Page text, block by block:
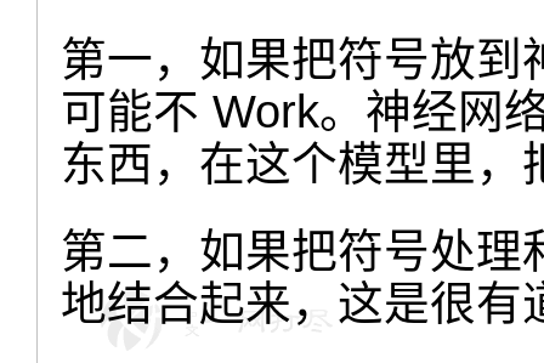
第一，如果把符号放
可能不 Work。神经网
东西，在这个模型里
第二，如果把符号处
地结合起来，这是很有